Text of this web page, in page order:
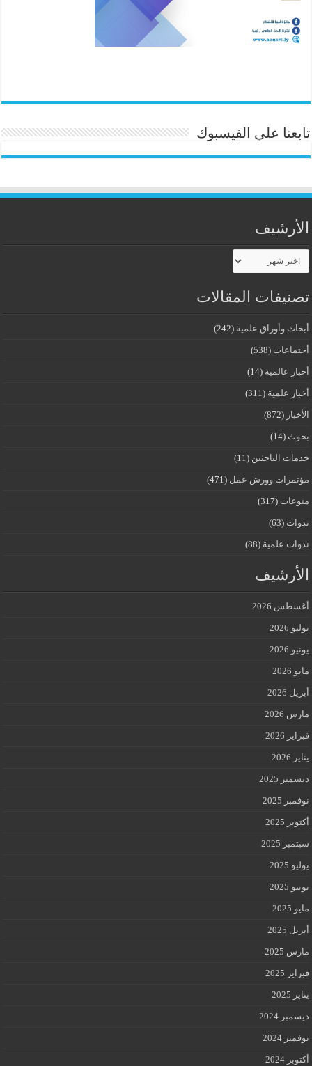
تابعنا علي الفيسبوك
الأرشيف
الأرشيف
تصنيفات المقالات
أبحاث وأوراق علمية (242)
أجتماعات (538)
أخبار عالمية (14)
أخبار علمية (311)
الأخبار (872)
بحوث (14)
خدمات الباحثين (11)
مؤتمرات وورش عمل (471)
منوعات (317)
ندوات (63)
ندوات علمية (88)
الأرشيف
أغسطس 2026
يوليو 2026
يونيو 2026
مايو 2026
أبريل 2026
مارس 2026
فبراير 2026
يناير 2026
ديسمبر 2025
نوفمبر 2025
أكتوبر 2025
سبتمبر 2025
يوليو 2025
يونيو 2025
مايو 2025
أبريل 2025
مارس 2025
فبراير 2025
يناير 2025
ديسمبر 2024
نوفمبر 2024
أكتوبر 2024